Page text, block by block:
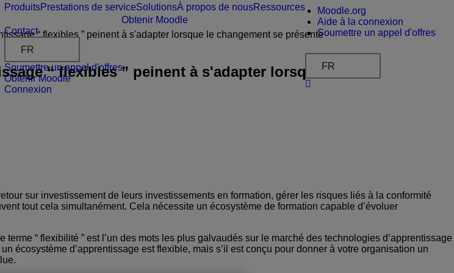
ProduitsPrestations de serviceSolutionsÀ propos de nousRessources
Obtenir Moodle
Contact
FR
Soumettre un appel d'offres
Obtenir Moodle
Connexion
Moodle.org
Aide à la connexion
Soumettre un appel d'offres
FR
“ flexibles ” peinent à s'adapter lorsque le changement se présente
“ flexibles ” peinent à s'adapter lorsque le
sur investissement de leurs investissements en formation, gérer les risques liés à la conformité
tout cela simultanément. Cela nécessite un écosystème de formation capable d’évoluer
“ flexibilité ” est l’un des mots les plus galvaudés sur le marché des technologies d’apprentissage
écosystème d’apprentissage est flexible, mais s’il est conçu pour donner à votre organisation un